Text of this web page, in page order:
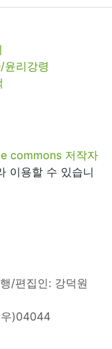
윤리강령
commons 저작자
이용할 수 있습니
/편집인: 강덕원
)04044